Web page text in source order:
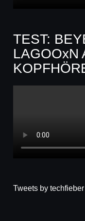
TEST:
LAGOOxN
Tweets by techfieber